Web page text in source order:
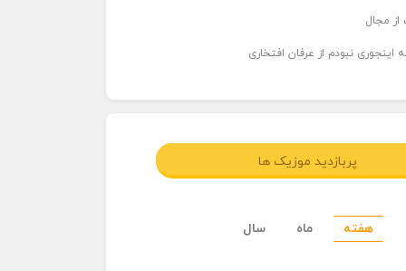
از مجال
اینجوری نبودم از عرفان افتخاری
پربازدید موزیک ها
هفته ماه سال